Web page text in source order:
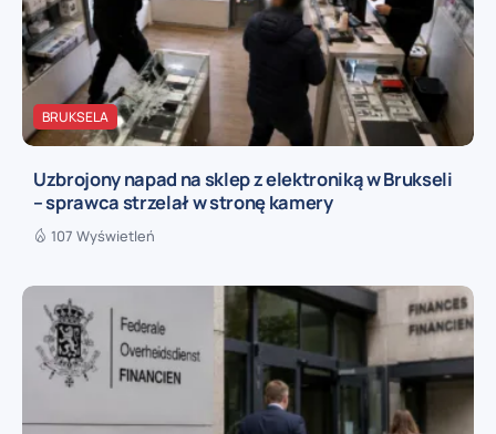
BRUKSELA
Uzbrojony napad na sklep z elektroniką w Brukseli
– sprawca strzelał w stronę kamery
107 Wyświetleń